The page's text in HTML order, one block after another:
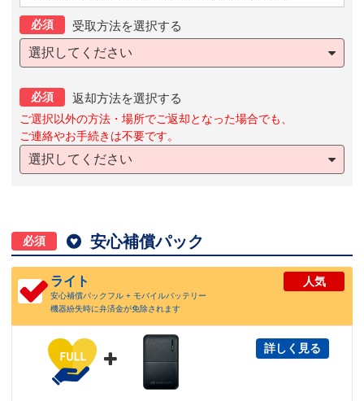
必須
受取方法を選択する
選択してください
必須 返却方法を選択する
ご選択以外の方法・場所でご返却となった場合でも、
ご連絡やお手続きは不要です。
選択してください
必須  安心補償パック
ライト
安心補償パックフル + モバイルバッテリー
機器紛失時に弁済金が免除されます
人気

詳しく見る